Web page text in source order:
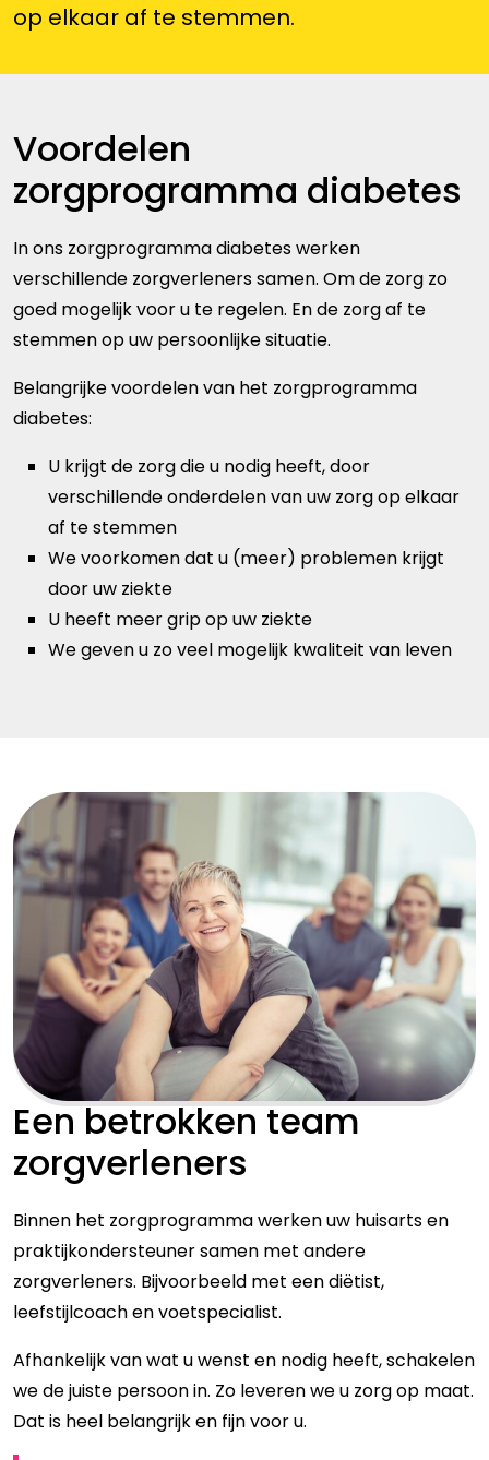
op elkaar af te stemmen.
Voordelen
zorgprogramma diabetes
In ons zorgprogramma diabetes werken
verschillende zorgverleners samen. Om de zorg zo
goed mogelijk voor u te regelen. En de zorg af te
stemmen op uw persoonlijke situatie.
Belangrijke voordelen van het zorgprogramma
diabetes:
U krijgt de zorg die u nodig heeft, door
verschillende onderdelen van uw zorg op elkaar
af te stemmen
We voorkomen dat u (meer) problemen krijgt
door uw ziekte
U heeft meer grip op uw ziekte
We geven u zo veel mogelijk kwaliteit van leven
Een betrokken team
zorgverleners
Binnen het zorgprogramma werken uw huisarts en
praktijkondersteuner samen met andere
zorgverleners. Bijvoorbeeld met een diëtist,
leefstijlcoach en voetspecialist.
Afhankelijk van wat u wenst en nodig heeft, schakelen
we de juiste persoon in. Zo leveren we u zorg op maat.
Dat is heel belangrijk en fijn voor u.